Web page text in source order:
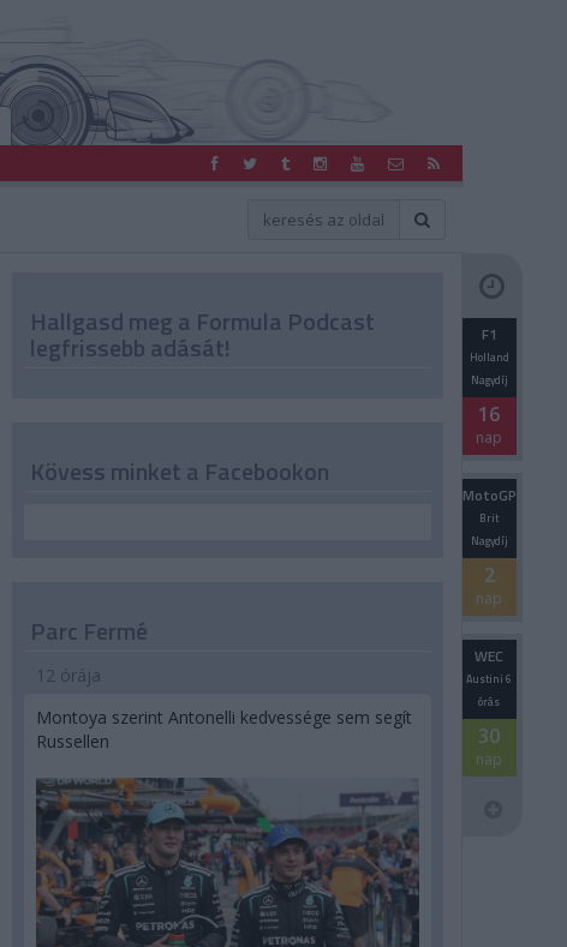
Hallgasd meg a Formula Podcast
legfrissebb adását! F1
Holland
Nagydíj
16
nap
MotoGP
Brit
Nagydíj
2
nap
WEC
Austini 6
órás
30
nap
Kövess minket a Facebookon
Parc Fermé
12 órája
Montoya szerint Antonelli kedvessége sem segít
Russellen